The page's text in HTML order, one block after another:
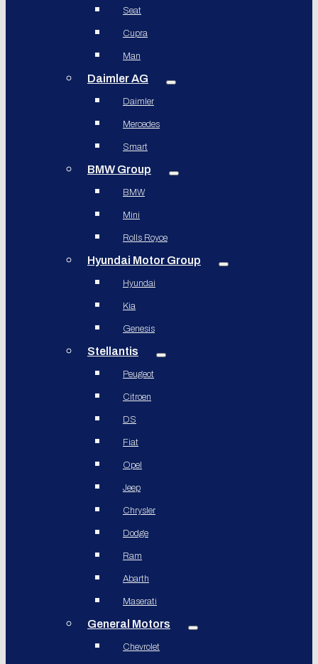
Seat
Cupra
Man
Daimler AG
Daimler
Mercedes
Smart
BMW Group
BMW
Mini
Rolls Royce
Hyundai Motor Group
Hyundai
Kia
Genesis
Stellantis
Peugeot
Citroen
DS
Fiat
Opel
Jeep
Chrysler
Dodge
Ram
Abarth
Maserati
General Motors
Chevrolet